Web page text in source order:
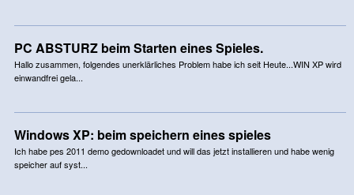
PC ABSTURZ beim Starten eines Spieles.
Hallo zusammen, folgendes unerklärliches Problem habe ich seit Heute...WIN XP wird
einwandfrei gela...
Windows XP: beim speichern eines spieles
Ich habe pes 2011 demo gedownloadet und will das jetzt installieren und habe wenig
speicher auf syst...